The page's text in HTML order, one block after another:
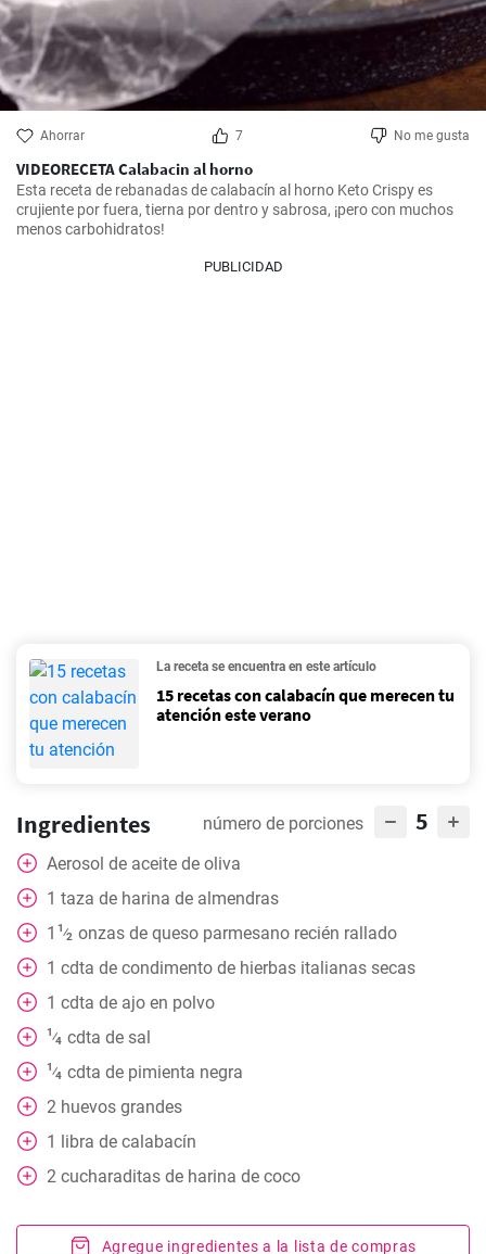
Ahorrar 7 No me gusta
VIDEORECETA Calabacin al horno
Esta receta de rebanadas de calabacín al horno Keto Crispy es
crujiente por fuera, tierna por dentro y sabrosa, ¡pero con muchos
menos carbohidratos!
PUBLICIDAD
La receta se encuentra en este artículo
15 recetas con calabacín que merecen tu
atención este verano
Ingredientes número de porciones 5
Aerosol de aceite de oliva
1 taza de harina de almendras
1 1⁄2 onzas de queso parmesano recién rallado
1 cdta de condimento de hierbas italianas secas
1 cdta de ajo en polvo
1⁄4 cdta de sal
1⁄4 cdta de pimienta negra
2 huevos grandes
1 libra de calabacín
2 cucharaditas de harina de coco
Agregue ingredientes a la lista de compras